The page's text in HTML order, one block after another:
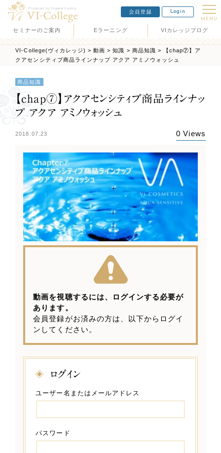
会員登録 Login
MENU
セミナーのご案内 Eラーニング VIカレッジブログ
VI-College(ヴィカレッジ) >動画 >知識 > 商品知識 >
【chap⑦】ア
クアセンシティブ商品ラインナップ アクア アミノウォッシュ
商品知識
【chap⑦】アクアセンシティブ商品ラインナッ
プ アクア アミノウォッシュ
2018.07.23 0 Views
動画を視聴するには、ログインする必要が
あります。
会員登録がお済みの方は、以下からログイ
ンしてください。
ログイン
ユーザー名またはメールアドレス
パスワード